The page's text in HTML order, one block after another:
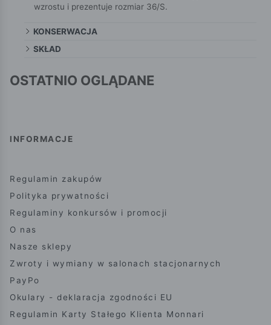
wzrostu i prezentuje rozmiar 36/S.
KONSERWACJA
SKŁAD
OSTATNIO OGLĄDANE
INFORMACJE
Regulamin zakupów
Polityka prywatności
Regulaminy konkursów i promocji
O nas
Nasze sklepy
Zwroty i wymiany w salonach stacjonarnych
PayPo
Okulary - deklaracja zgodności EU
Regulamin Karty Stałego Klienta Monnari